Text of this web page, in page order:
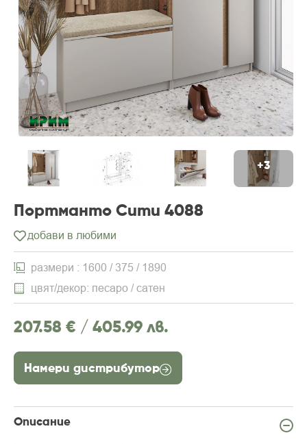
+3
Портманто Сити 4088
добави в любими
размери : 1600 / 375 / 1890
цвят/декор: песаро / сатен
207.58 € / 405.99 лв.
Намери дистрибутор
Описание